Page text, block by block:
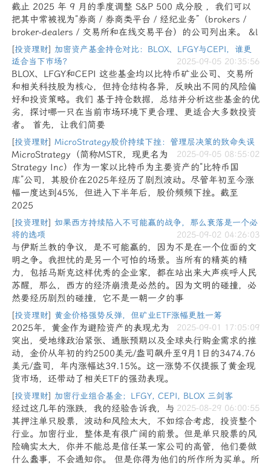
截止 2025 年 9 月的季度调整 S&P 500 成分股 ，我们可以
把其中常被视为“券商 / 券商类平台 / 经纪业务”（brokers /
broker-dealers / 交易所和在线交易平台）的公司列出来。 &l
[投资理财] 加密资产基金持仓对比：BLOX、LFGY与CEPI，谁更
适合当下市场？
2025-09-05 20:35:56
BLOX、LFGY和CEPI 这些基金均以比特币矿业公司、交易所
和相关科技股为核心，但持仓结构各异，反映出不同的风险偏
好和投资策略。我们 基于持仓数据，总结并分析这些基金的优
劣，探讨哪一只在当前市场环境下更合理、更适合大多数投资
者。 首先，让我们简要
[投资理财] MicroStrategy股价持续下挫：管理层决策的致命失误
2025-09-05 08:55:02
MicroStrategy（简称MSTR，现更名为
Strategy Inc）作为一家以比特币为主要资产的“比特币国
库”公司，其股价在2025年经历了剧烈波动。尽管年初至今涨
幅一度达到45%，但进入下半年后，股价频频下挫。截至
2025
[投资理财] 如果西方持续陷入不可能赢的战争，那么衰落是一个必
将的选项
2025-09-02 04:26:03
与伊斯兰教的争议，是不可能赢的，因为不是在一个位面的文
明之争。我担忧的是另一个可怕的场景。当所有的精英的精
力，包括马斯克这样优秀的企业家，都在站出来大声疾呼人民
苏醒，那么，西方的经济崩溃是必然的。因为文明的碰撞，必
然要经历剧烈的碰撞，它不是一朝一夕的事
[投资理财] 黄金价格强势反弹，但矿业ETF涨幅更胜一筹
2025-09-01 17:05:09
2025年，黄金作为避险资产的表现尤为
突出，受地缘政治紧张、通胀预期以及全球央行购金需求的推
动，金价从年初的约2500美元/盎司飙升至9月1日的3474.76
美元/盎司，年内涨幅达39.15%。这一涨势不仅提振了黄金现
货市场，还带动了相关ETF的强劲表现。
[投资理财] 加密行业组合基金；LFGY, CEPI, BLOX 三剑客
2025-08-29 06:00:55
经过这几年的涨跌，我的经验告诉我，与
其押注单只股票，波动和风险太大，不如综合考虑，投资整个
行业。加密行业，整体是有很广阔的前景。但是单只股票的风
险确实太大，你并不能总是信任某一家公司的高管，他们要做
什么蠢事，不会通知你。 但是你得为他们的所作所为买单。所